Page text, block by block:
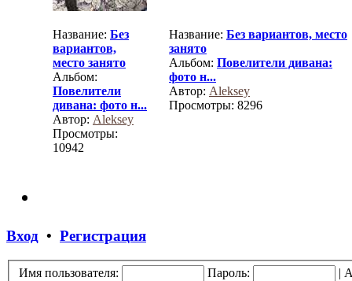
Название: Без
вариантов,
место занято
Альбом:
Повелители
дивана: фото н...
Автор: Aleksey
Просмотры:
10942
Название: Без вариантов, место
занято
Альбом: Повелители дивана:
фото н...
Автор: Aleksey
Просмотры: 8296
Вход • Регистрация
Имя пользователя: Пароль: |